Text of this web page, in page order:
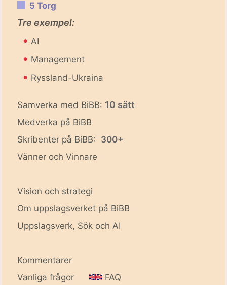
5 Torg
Tre exempel:
• AI
• Management
• Ryssland-Ukraina
Samverka med BiBB: 10 sätt
Medverka på BiBB
Skribenter på BiBB: 300+
Vänner och Vinnare
Vision och strategi
Om uppslagsverket på BiBB
Uppslagsverk, Sök och AI
Kommentarer
Vanliga frågor
FAQ